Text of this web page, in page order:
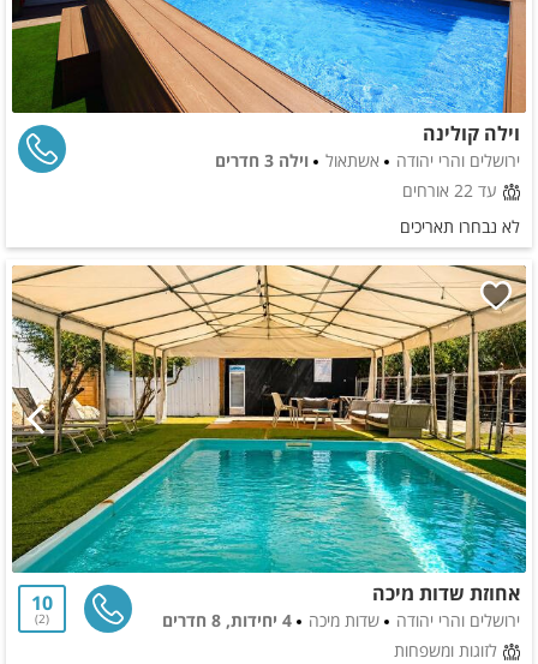
וילה קולינה
ירושלים והרי יהודה אשתאול
וילה 3 חדרים
עד 22 אורחים
לא נבחרו תאריכים
אחוזת שדות מיכה
ירושלים והרי יהודה שדות מיכה
4 יחידות, 8 חדרים
לזוגות ומשפחות
10
2